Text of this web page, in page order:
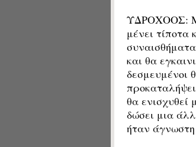
ΥΔΡΟΧΟΟΣ:
μένει
και θα
δεσμευμένοι
θα ενισχυθεί
δώσει μια
ήταν